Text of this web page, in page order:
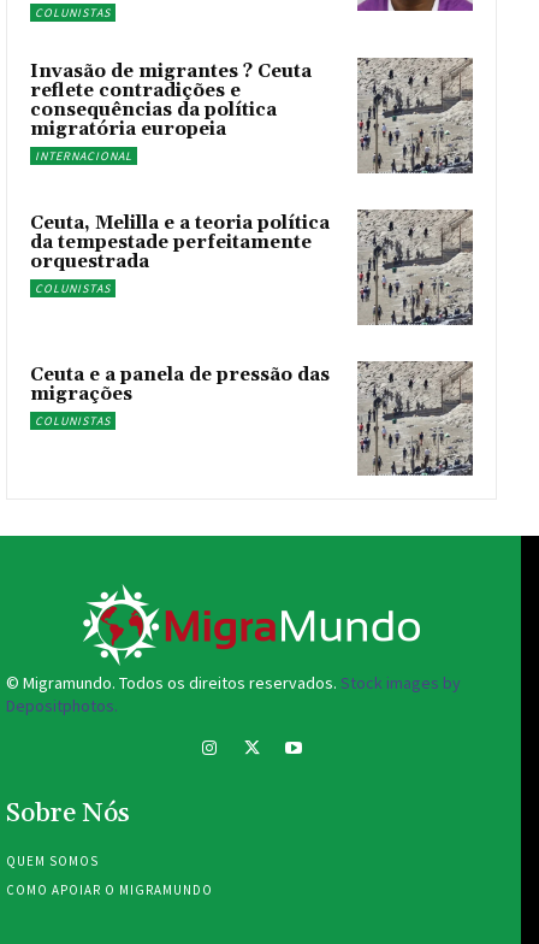
COLUNISTAS
Invasão de migrantes ? Ceuta
reflete contradições e
consequências da política
migratória europeia
INTERNACIONAL
Ceuta, Melilla e a teoria política
da tempestade perfeitamente
orquestrada
COLUNISTAS
Ceuta e a panela de pressão das
migrações
COLUNISTAS
© Migramundo. Todos os direitos reservados. Stock images by
Depositphotos.
Sobre Nós
QUEM SOMOS
COMO APOIAR O MIGRAMUNDO